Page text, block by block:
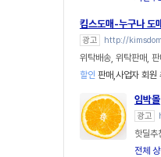
킴스도매-누구나 도
광고 http://
위탁배송, 위탁판매,
할인 판매,사업자 회원
임박몰
광고
핫딜
전체